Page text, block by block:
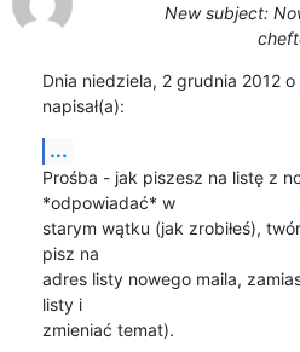
New subject:
Dnia niedziela, 2 grudnia 2012
napisał(a):
...
Prośba - jak piszesz na listę z
*odpowiadać* w
starym wątku (jak zrobiłeś),
pisz na
adres listy nowego maila,
listy i
zmieniać temat).